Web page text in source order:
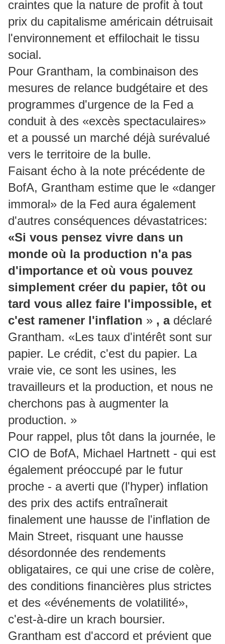
craintes que la nature de profit à tout
prix du capitalisme américain détruisait
l'environnement et effilochait le tissu
social.
Pour Grantham, la combinaison des
mesures de relance budgétaire et des
programmes d'urgence de la Fed a
conduit à des «excès spectaculaires»
et a poussé un marché déjà surévalué
vers le territoire de la bulle.
Faisant écho à la note précédente de
BofA, Grantham estime que le «danger
immoral» de la Fed aura également
d'autres conséquences dévastatrices:
«Si vous pensez vivre dans un
monde où la production n'a pas
d'importance et où vous pouvez
simplement créer du papier, tôt ou
tard vous allez faire l'impossible, et
c'est ramener l'inflation » , adéclaré
Grantham. «Les taux d'intérêt sont sur
papier. Le crédit, c'est du papier. La
vraie vie, ce sont les usines, les
travailleurs et la production, et nous ne
cherchons pas à augmenter la
production. »
Pour rappel, plus tôt dans la journée, le
CIO de BofA, Michael Hartnett - qui est
également préoccupé par le futur
proche - a averti que (l'hyper) inflation
des prix des actifs entraînerait
finalement une hausse de l'inflation de
Main Street, risquant une hausse
désordonnée des rendements
obligataires, ce qui une crise de colère,
des conditions financières plus strictes
et des «événements de volatilité»,
c'est-à-dire un krach boursier.
Grantham est d'accord et prévient que